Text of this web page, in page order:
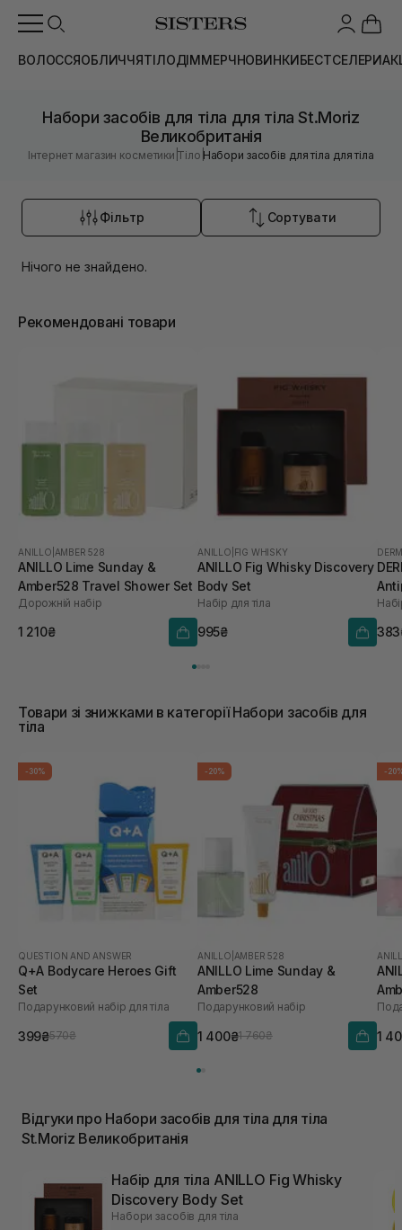
ВОЛОССЯОБЛИЧЧЯТІЛОДІММЕРЧНОВИНКИБЕСТСЕЛЕРИ
Набори засобів для тіла для тіла St.Moriz
Великобританія
Інтернет магазин косметики |Тіло |Набори засобів для тіла для тіла
Фільтр Сортувати
Нічого не знайдено.
Рекомендовані товари
ANILLO AMBER 528
ANILLO Lime Sunday &
Amber528 Travel Shower Set
Дорожній набір
1 210₴
ANILLO FIG WHISKY
ANILLO Fig Whisky Discovery
Body Set
Набір для тіла
995₴
Товари зі знижками в категорії Набори засобів для
тіла
-30%
QUESTION AND ANSWER
Q+A Bodycare Heroes Gift
Set
Подарунковий набір для тіла
399₴570₴
-20%
ANILLO AMBER 528
ANILLO Lime Sunday &
Amber528
Подарунковий набір
1 400₴1 760₴
-
1
Відгуки про Набори засобів для тіла для тіла
St.Moriz Великобританія
Набір для тіла ANILLO Fig Whisky
Discovery Body Set
Набори засобів для тіла